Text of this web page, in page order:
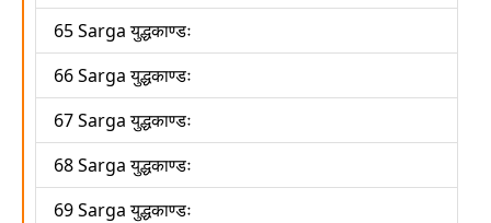
65 Sarga युद्धकाण्डः
66 Sarga युद्धकाण्डः
67 Sarga युद्धकाण्डः
68 Sarga युद्धकाण्डः
69 Sarga युद्धकाण्डः